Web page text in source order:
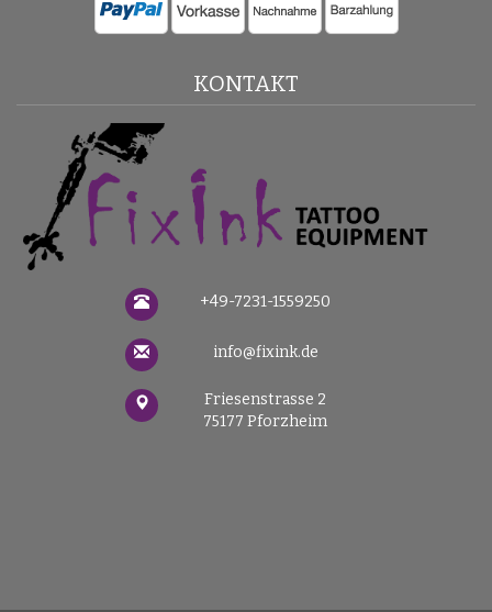
KONTAKT
+49-7231-1559250
info@fixink.de
Friesenstrasse 2
75177 Pforzheim